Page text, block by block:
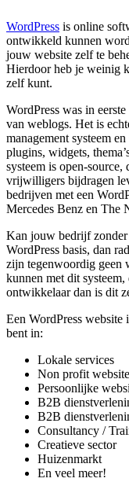
WordPress is online
ontwikkeld kunnen
jouw website zelf te
Hierdoor heb je weinig
zelf kunt.
WordPress was in
van weblogs. Het is
management systeem
plugins, widgets,
systeem is open-source,
vrijwilligers bijdragen
bedrijven met een
Mercedes Benz en The
Kan jouw bedrijf zonder
WordPress basis, dan
zijn tegenwoordig geen
kunnen met dit
ontwikkelaar dan is dit
Een WordPress website
bent in:
Lokale services
Non profit
Persoonlijke
B2B
B2B
Consultancy /
Creatieve sector
Huizenmarkt
En veel meer!